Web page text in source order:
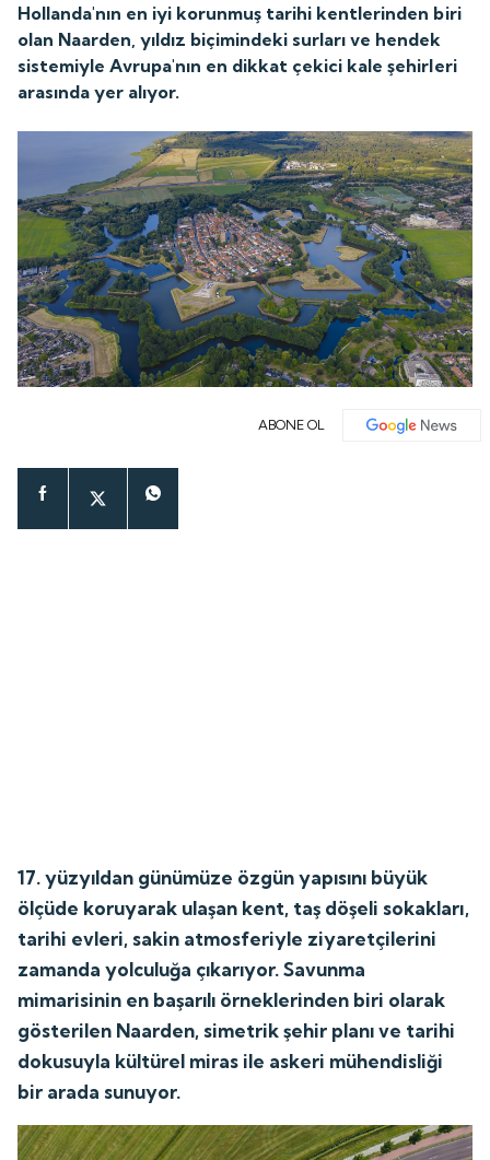
Hollanda'nın en iyi korunmuş tarihi kentlerinden biri
olan Naarden, yıldız biçimindeki surları ve hendek
sistemiyle Avrupa'nın en dikkat çekici kale şehirleri
arasında yer alıyor.
ABONE OL
17. yüzyıldan günümüze özgün yapısını büyük
ölçüde koruyarak ulaşan kent, taş döşeli sokakları,
tarihi evleri, sakin atmosferiyle ziyaretçilerini
zamanda yolculuğa çıkarıyor. Savunma
mimarisinin en başarılı örneklerinden biri olarak
gösterilen Naarden, simetrik şehir planı ve tarihi
dokusuyla kültürel miras ile askeri mühendisliği
bir arada sunuyor.